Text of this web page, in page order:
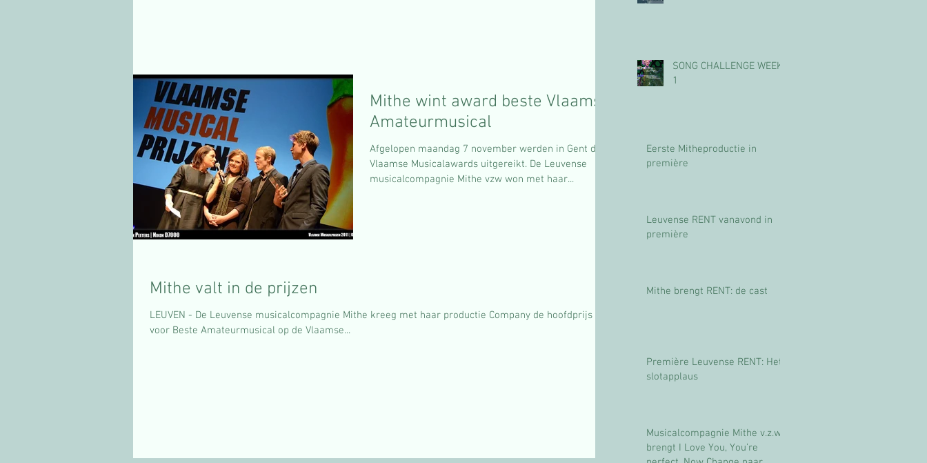
Mithe wint award beste Vlaamse
Amateurmusical
Afgelopen maandag 7 november werden in Gent de
Vlaamse Musicalawards uitgereikt. De Leuvense
musicalcompagnie Mithe vzw won met haar...
Mithe valt in de prijzen
LEUVEN - De Leuvense musicalcompagnie Mithe kreeg met haar productie Company de hoofdprijs
voor Beste Amateurmusical op de Vlaamse...
SONG CHALLENGE WEEK
1
Eerste Mitheproductie in
première
Leuvense RENT vanavond in
première
Mithe brengt RENT: de cast
Première Leuvense RENT: Het
slotapplaus
Musicalcompagnie Mithe v.z.w
brengt I Love You, You’re